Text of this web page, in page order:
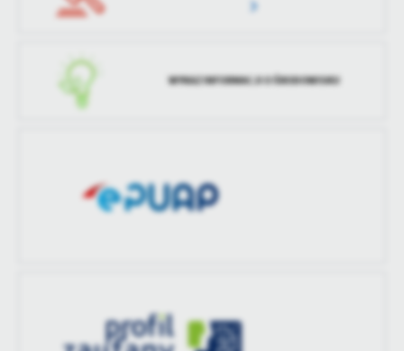
WYKAZ INFORMACJI O ŚRODOWISKU